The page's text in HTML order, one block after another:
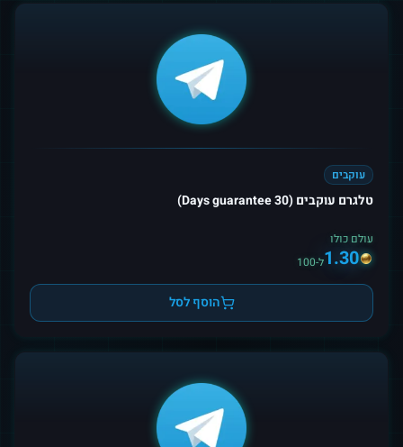
עוקבים
טלגרם עוקבים (30 Days guarantee)
עולם כולו
1.30ל-100
הוסף לסל